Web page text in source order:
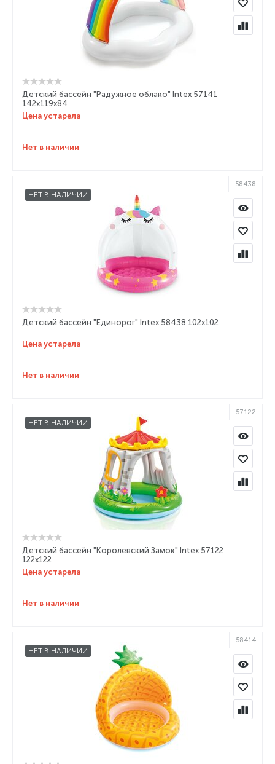
Детский бассейн "Радужное облако" Intex 57141
142х119х84
Цена устарела
Нет в наличии
НЕТ В НАЛИЧИИ
58438
Детский бассейн "Единорог" Intex 58438 102х102
Цена устарела
Нет в наличии
НЕТ В НАЛИЧИИ
57122
Детский бассейн "Королевский Замок" Intex 57122
122х122
Цена устарела
Нет в наличии
НЕТ В НАЛИЧИИ
58414